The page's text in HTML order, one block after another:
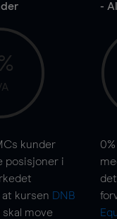
kunder
posisjoner i
kursen DNB
skal move
-
0%